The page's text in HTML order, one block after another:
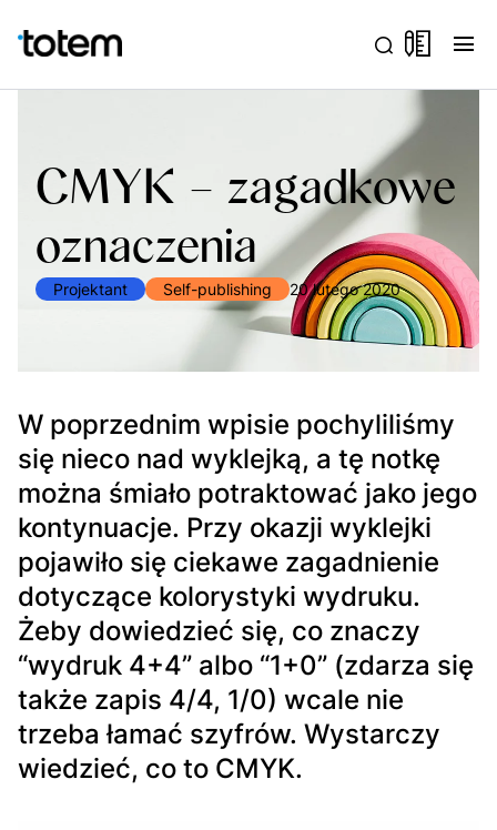
menu
CMYK – zagadkowe
oznaczenia
Projektant Self-publishing 20 lutego 2020
W poprzednim wpisie pochyliliśmy
się nieco nad wyklejką, a tę notkę
można śmiało potraktować jako jego
kontynuacje. Przy okazji wyklejki
pojawiło się ciekawe zagadnienie
dotyczące kolorystyki wydruku.
Żeby dowiedzieć się, co znaczy
“wydruk 4+4” albo “1+0” (zdarza się
także zapis 4/4, 1/0) wcale nie
trzeba łamać szyfrów. Wystarczy
wiedzieć, co to CMYK.